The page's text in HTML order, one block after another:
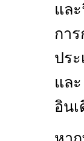
แล
กา
ปร
แล
อิน